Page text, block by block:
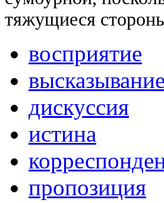
тяжущиеся
восприятие
высказывание
дискуссия
истина
пропозиция